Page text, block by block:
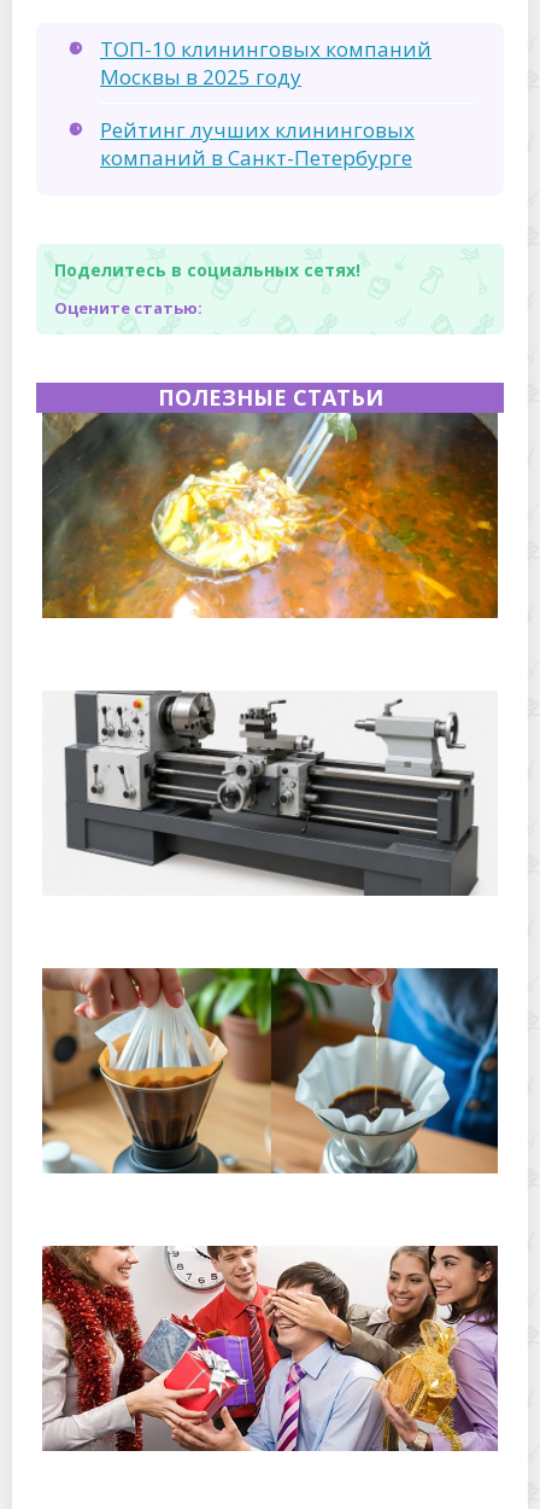
ТОП-10 клининговых компаний
Москвы в 2025 году
Рейтинг лучших клининговых
компаний в Санкт-Петербурге
Поделитесь в социальных сетях!
Оцените статью:
ПОЛЕЗНЫЕ СТАТЬИ